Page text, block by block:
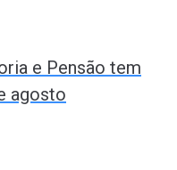
e Pensão tem
agosto